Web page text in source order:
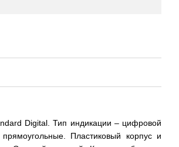
Digital. Тип индикации – цифровой
Пластиковый корпус и